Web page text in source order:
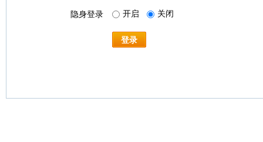
隐身登录 开启 关闭
登录